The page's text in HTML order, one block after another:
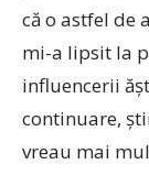
că o astfel de
mi-a lipsit la
influencerii
continuare,
vreau mai